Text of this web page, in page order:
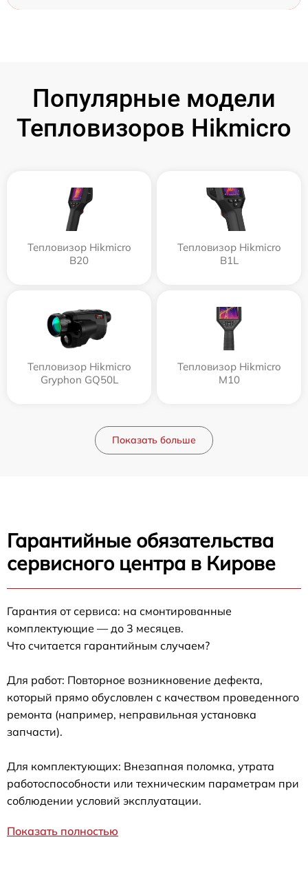
Популярные модели
Тепловизоров Hikmicro
Тепловизор Hikmicro
B20
Тепловизор Hikmicro
B1L
Тепловизор Hikmicro
Gryphon GQ50L
Тепловизор Hikmicro
M10
Показать больше
Гарантийные обязательства
сервисного центра в Кирове
Гарантия от сервиса: на смонтированные
комплектующие — до 3 месяцев.
Что считается гарантийным случаем?
Для работ: Повторное возникновение дефекта,
который прямо обусловлен с качеством проведенного
ремонта (например, неправильная установка
запчасти).
Для комплектующих: Внезапная поломка, утрата
работоспособности или техническим параметрам при
соблюдении условий эксплуатации.
Показать полностью